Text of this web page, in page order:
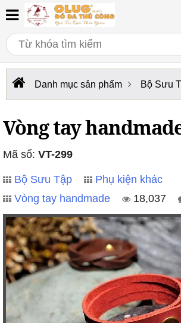
Danh mục sản phẩm Bộ Sưu
Vòng tay
Mã số: VT-299
Bộ Sưu Tập
Phụ kiện khác
Vòng tay handmade
18,037